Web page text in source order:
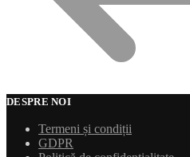
DESPRE NOI
Termeni și condiții
GDPR